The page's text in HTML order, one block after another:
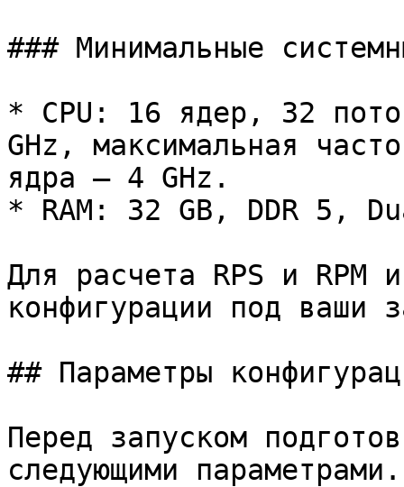
### Минимальные
* CPU: 16 ядер, 32
GHz, максимальная
ядра — 4 GHz.
* RAM: 32 GB, DDR 5,
Для расчета RPS и RPM
конфигурации под ваши
## Параметры
Перед запуском
следующими параметрами.